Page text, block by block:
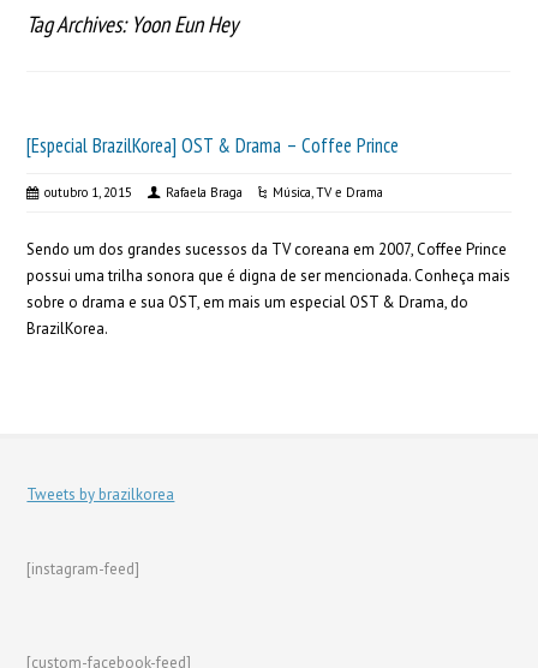
Tag Archives: Yoon Eun Hey
[Especial BrazilKorea] OST & Drama – Coffee Prince
outubro 1, 2015 Rafaela Braga Música,TV e Drama
Sendo um dos grandes sucessos da TV coreana em 2007, Coffee Prince
possui uma trilha sonora que é digna de ser mencionada. Conheça mais
sobre o drama e sua OST, em mais um especial OST & Drama, do
BrazilKorea.
Tweets by brazilkorea
[instagram-feed]
[custom-facebook-feed]